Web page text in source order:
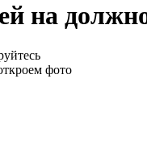
на
фото